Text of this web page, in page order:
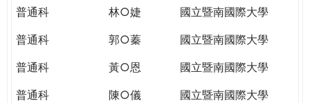
普通科
林○婕
國立暨南國際大學
普通科
郭○蓁
國立暨南國際大學
普通科
黃○恩
國立暨南國際大學
普通科
陳○儀
國立暨南國際大學